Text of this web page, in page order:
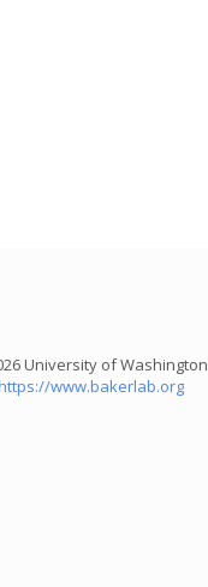
University of Washington
www.bakerlab.org